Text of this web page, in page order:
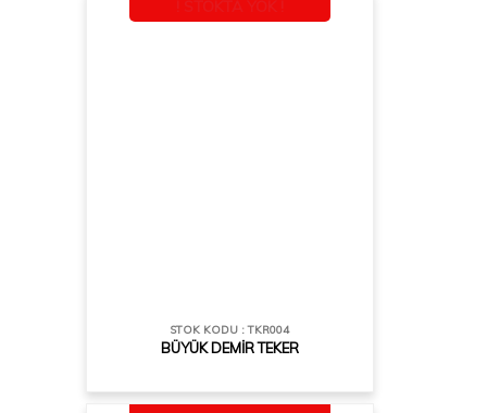
STOK KODU : TKR004
BÜYÜK DEMİR TEKER